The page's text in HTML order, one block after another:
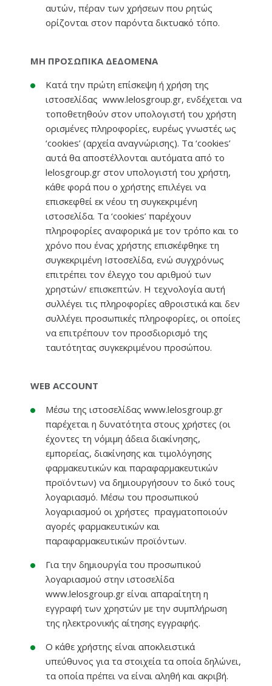
αυτών, πέραν των χρήσεων που ρητώς
ορίζονται στον παρόντα δικτυακό τόπο.
ΜΗ ΠΡΟΣΩΠΙΚΑ ΔΕΔΟΜΕΝΑ
Κατά την πρώτη επίσκεψη ή χρήση της
ιστοσελίδας www.lelosgroup.gr, ενδέχεται να
τοποθετηθούν στον υπολογιστή του χρήστη
ορισμένες πληροφορίες, ευρέως γνωστές ως
‘cookies’ (αρχεία αναγνώρισης). Τα ‘cookies’
αυτά θα αποστέλλονται αυτόματα από το
lelosgroup.gr στον υπολογιστή του χρήστη,
κάθε φορά που ο χρήστης επιλέγει να
επισκεφθεί εκ νέου τη συγκεκριμένη
ιστοσελίδα. Τα ‘cookies’ παρέχουν
πληροφορίες αναφορικά με τον τρόπο και το
χρόνο που ένας χρήστης επισκέφθηκε τη
συγκεκριμένη Ιστοσελίδα, ενώ συγχρόνως
επιτρέπει τον έλεγχο του αριθμού των
χρηστών/ επισκεπτών. Η τεχνολογία αυτή
συλλέγει τις πληροφορίες αθροιστικά και δεν
συλλέγει προσωπικές πληροφορίες, οι οποίες
να επιτρέπουν τον προσδιορισμό της
ταυτότητας συγκεκριμένου προσώπου.
WEB ACCOUNT
Μέσω της ιστοσελίδας www.lelosgroup.gr
παρέχεται η δυνατότητα στους χρήστες (οι
έχοντες τη νόμιμη άδεια διακίνησης,
εμπορείας, διακίνησης και τιμολόγησης
φαρμακευτικών και παραφαρμακευτικών
προϊόντων) να δημιουργήσουν το δικό τους
λογαριασμό. Μέσω του προσωπικού
λογαριασμού οι χρήστες πραγματοποιούν
αγορές φαρμακευτικών και
παραφαρμακευτικών προϊόντων.
Για την δημιουργία του προσωπικού
λογαριασμού στην ιστοσελίδα
www.lelosgroup.gr είναι απαραίτητη η
εγγραφή των χρηστών με την συμπλήρωση
της ηλεκτρονικής αίτησης εγγραφής.
Ο κάθε χρήστης είναι αποκλειστικά
υπεύθυνος για τα στοιχεία τα οποία δηλώνει,
τα οποία πρέπει να είναι αληθή και ακριβή.